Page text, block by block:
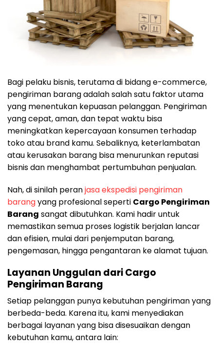
Bagi pelaku bisnis, terutama di bidang e-commerce,
pengiriman barang adalah salah satu faktor utama
yang menentukan kepuasan pelanggan. Pengiriman
yang cepat, aman, dan tepat waktu bisa
meningkatkan kepercayaan konsumen terhadap
toko atau brand kamu. Sebaliknya, keterlambatan
atau kerusakan barang bisa menurunkan reputasi
bisnis dan menghambat pertumbuhan penjualan.
Nah, di sinilah peranjasa ekspedisi pengiriman
barangyang profesional seperti Cargo Pengiriman
Barang sangat dibutuhkan. Kami hadir untuk
memastikan semua proses logistik berjalan lancar
dan efisien, mulai dari penjemputan barang,
pengemasan, hingga pengantaran ke alamat tujuan.
Layanan Unggulan dari Cargo
Pengiriman Barang
Setiap pelanggan punya kebutuhan pengiriman yang
berbeda-beda. Karena itu, kami menyediakan
berbagai layanan yang bisa disesuaikan dengan
kebutuhan kamu, antara lain: